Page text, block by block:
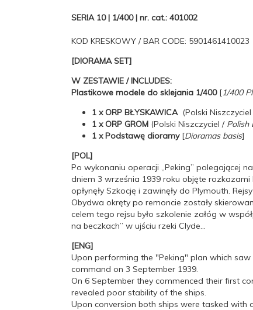
SERIA 10 | 1/400 | nr. cat.: 401002
KOD KRESKOWY / BAR CODE: 5901461410023
[DIORAMA SET]
W ZESTAWIE / INCLUDES:
Plastikowe modele do sklejania 1/400[1/400
1 x ORP BŁYSKAWICA(Polski Niszczyciel
1 x ORP GROM (Polski Niszczyciel /Polish
1 x Podstawę dioramy[Dioramas basis]
[POL]
Po wykonaniu operacji „Peking” polegającej
dniem 3 września 1939 roku objęte
opłynęły Szkocję i zawinęły do Plymouth.
Obydwa okręty po remoncie zostały
celem tego rejsu było szkolenie załóg w
na beczkach” w ujściu rzeki Clyde...
[ENG]
Upon performing the "Peking" plan which saw
command on 3 September 1939.
On 6 September they commenced their first
revealed poor stability of the ships.
Upon conversion both ships were tasked